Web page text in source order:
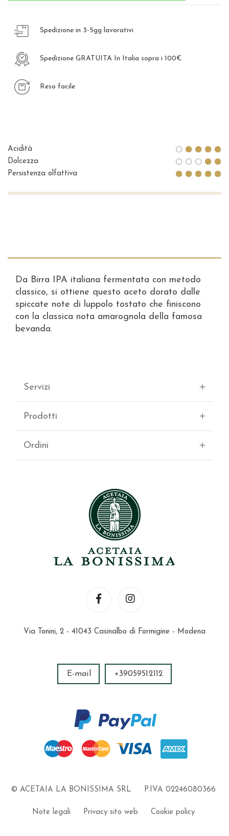
Acidità
Dolcezza
Persistenza olfattiva
Spedizione in 3-5gg lavorativi
Spedizione GRATUITA In Italia sopra i 100€
Reso facile
Da Birra IPA italiana fermentata con metodo
classico, si ottiene questo aceto dorato dalle
spiccate note di luppolo tostato che finiscono
con la classica nota amarognola della famosa
bevanda.
Servizi
Prodotti
Ordini
Via Tonini, 2 - 41043 Casinalbo di Formigine - Modena
E-mail +39059512112
© ACETAIA LA BONISSIMA SRL P.IVA 02246080366
Note legali Privacy sito web Cookie policy